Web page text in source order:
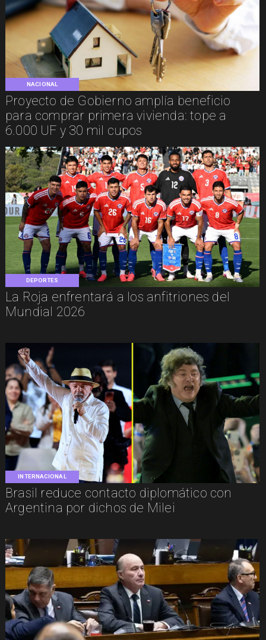
NACIONAL
Proyecto de Gobierno amplía beneficio
para comprar primera vivienda: tope a
6.000 UF y 30 mil cupos
DEPORTES
La Roja enfrentará a los anfitriones del
Mundial 2026
INTERNACIONAL
Brasil reduce contacto diplomático con
Argentina por dichos de Milei